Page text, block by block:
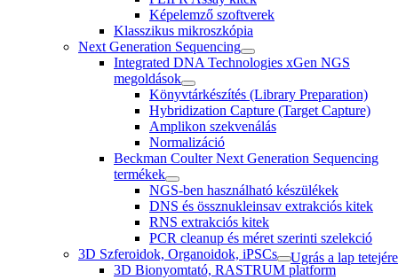
Képelemző szoftverek
Klasszikus mikroszkópia
Next Generation Sequencing
Integrated DNA Technologies xGen NGS
megoldások
Könyvtárkészítés (Library Preparation)
Hybridization Capture (Target Capture)
Amplikon szekvenálás
Normalizáció
Beckman Coulter Next Generation Sequencing
termékek
NGS-ben használható készülékek
DNS és össznukleinsav extrakciós kitek
RNS extrakciós kitek
PCR cleanup és méret szerinti szelekció
3D Szferoidok, Organoidok, iPSCs
3D Bionyomtató, RASTRUM platform
Ugrás a lap tetejére